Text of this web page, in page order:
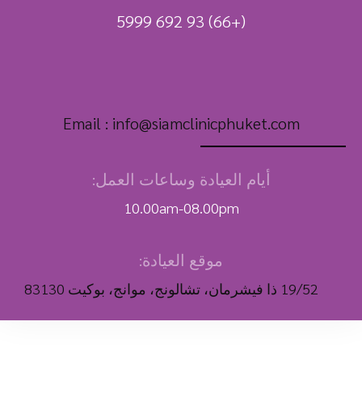
(+66) 93 692 5999
Email : info@siamclinicphuket.com
أيام العيادة وساعات العمل:
10.00am-08.00pm
موقع العيادة:
19/52 ذا فيشرمان، تشالونج، موانج، بوكيت 83130